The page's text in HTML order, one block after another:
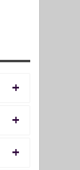
+
+
+